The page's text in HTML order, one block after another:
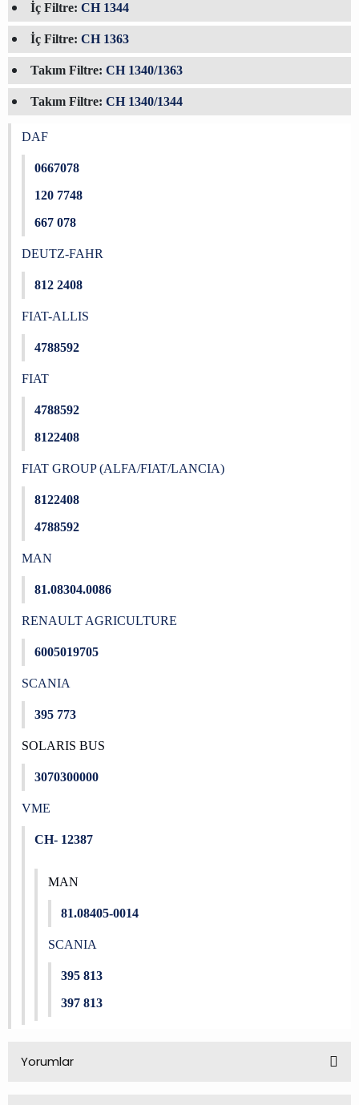
İç Filtre: CH 1344
İç Filtre: CH 1363
Takım Filtre: CH 1340/1363
Takım Filtre: CH 1340/1344
DAF
0667078
120 7748
667 078
DEUTZ-FAHR
812 2408
FIAT-ALLIS
4788592
FIAT
4788592
8122408
FIAT GROUP (ALFA/FIAT/LANCIA)
8122408
4788592
MAN
81.08304.0086
RENAULT AGRICULTURE
6005019705
SCANIA
395 773
SOLARIS BUS
3070300000
VME
CH- 12387
MAN
81.08405-0014
SCANIA
395 813
397 813
Yorumlar